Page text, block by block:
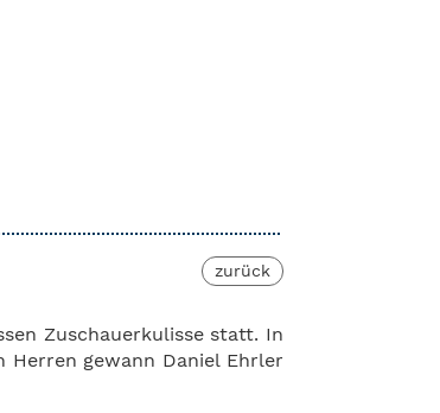
zurück
Zuschauerkulisse statt. In
Herren gewann Daniel Ehrler